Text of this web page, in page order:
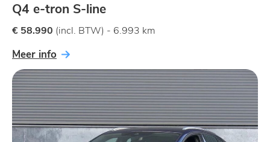
Q4 e-tron S-line
€ 58.990 (incl. BTW) - 6.993 km
Meer info